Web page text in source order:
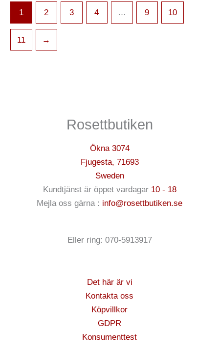
1 2 3 4 … 9 10
11 →
Rosettbutiken
Ökna 3074
Fjugesta, 71693
Sweden
Kundtjänst är öppet vardagar 10 - 18
Mejla oss gärna : info@rosettbutiken.se
Eller ring: 070-5913917
Det här är vi
Kontakta oss
Köpvillkor
GDPR
Konsumenttest